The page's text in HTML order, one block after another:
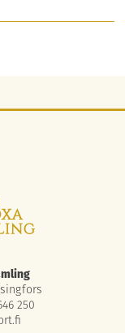
250